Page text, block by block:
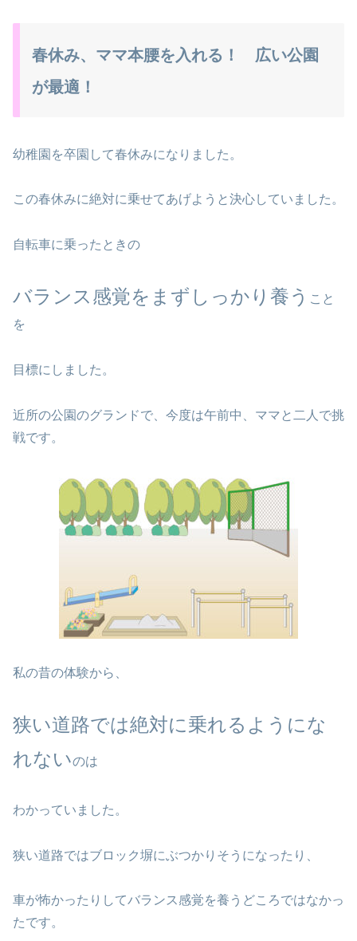
春休み、ママ本腰を入れる！ 広い公園
が最適！
幼稚園を卒園して春休みになりました。
この春休みに絶対に乗せてあげようと決心していました。
自転車に乗ったときの
バランス感覚をまずしっかり養う こと
を
目標にしました。
近所の公園のグランドで、今度は午前中、ママと二人で挑
戦です。
私の昔の体験から、
狭い道路では絶対に乗れるようにな
れないのは
わかっていました。
狭い道路ではブロック塀にぶつかりそうになったり、
車が怖かったりしてバランス感覚を養うどころではなかっ
たです。